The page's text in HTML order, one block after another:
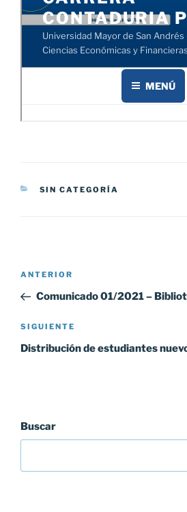
CATEGORÍAS
SIN CATEGORÍA
Navegación
entradas
Entrada
anterior:
ANTERIOR
Comunicado 01/2021 –
Siguiente
entrada
SIGUIENTE
Distribución de estudiantes
Buscar